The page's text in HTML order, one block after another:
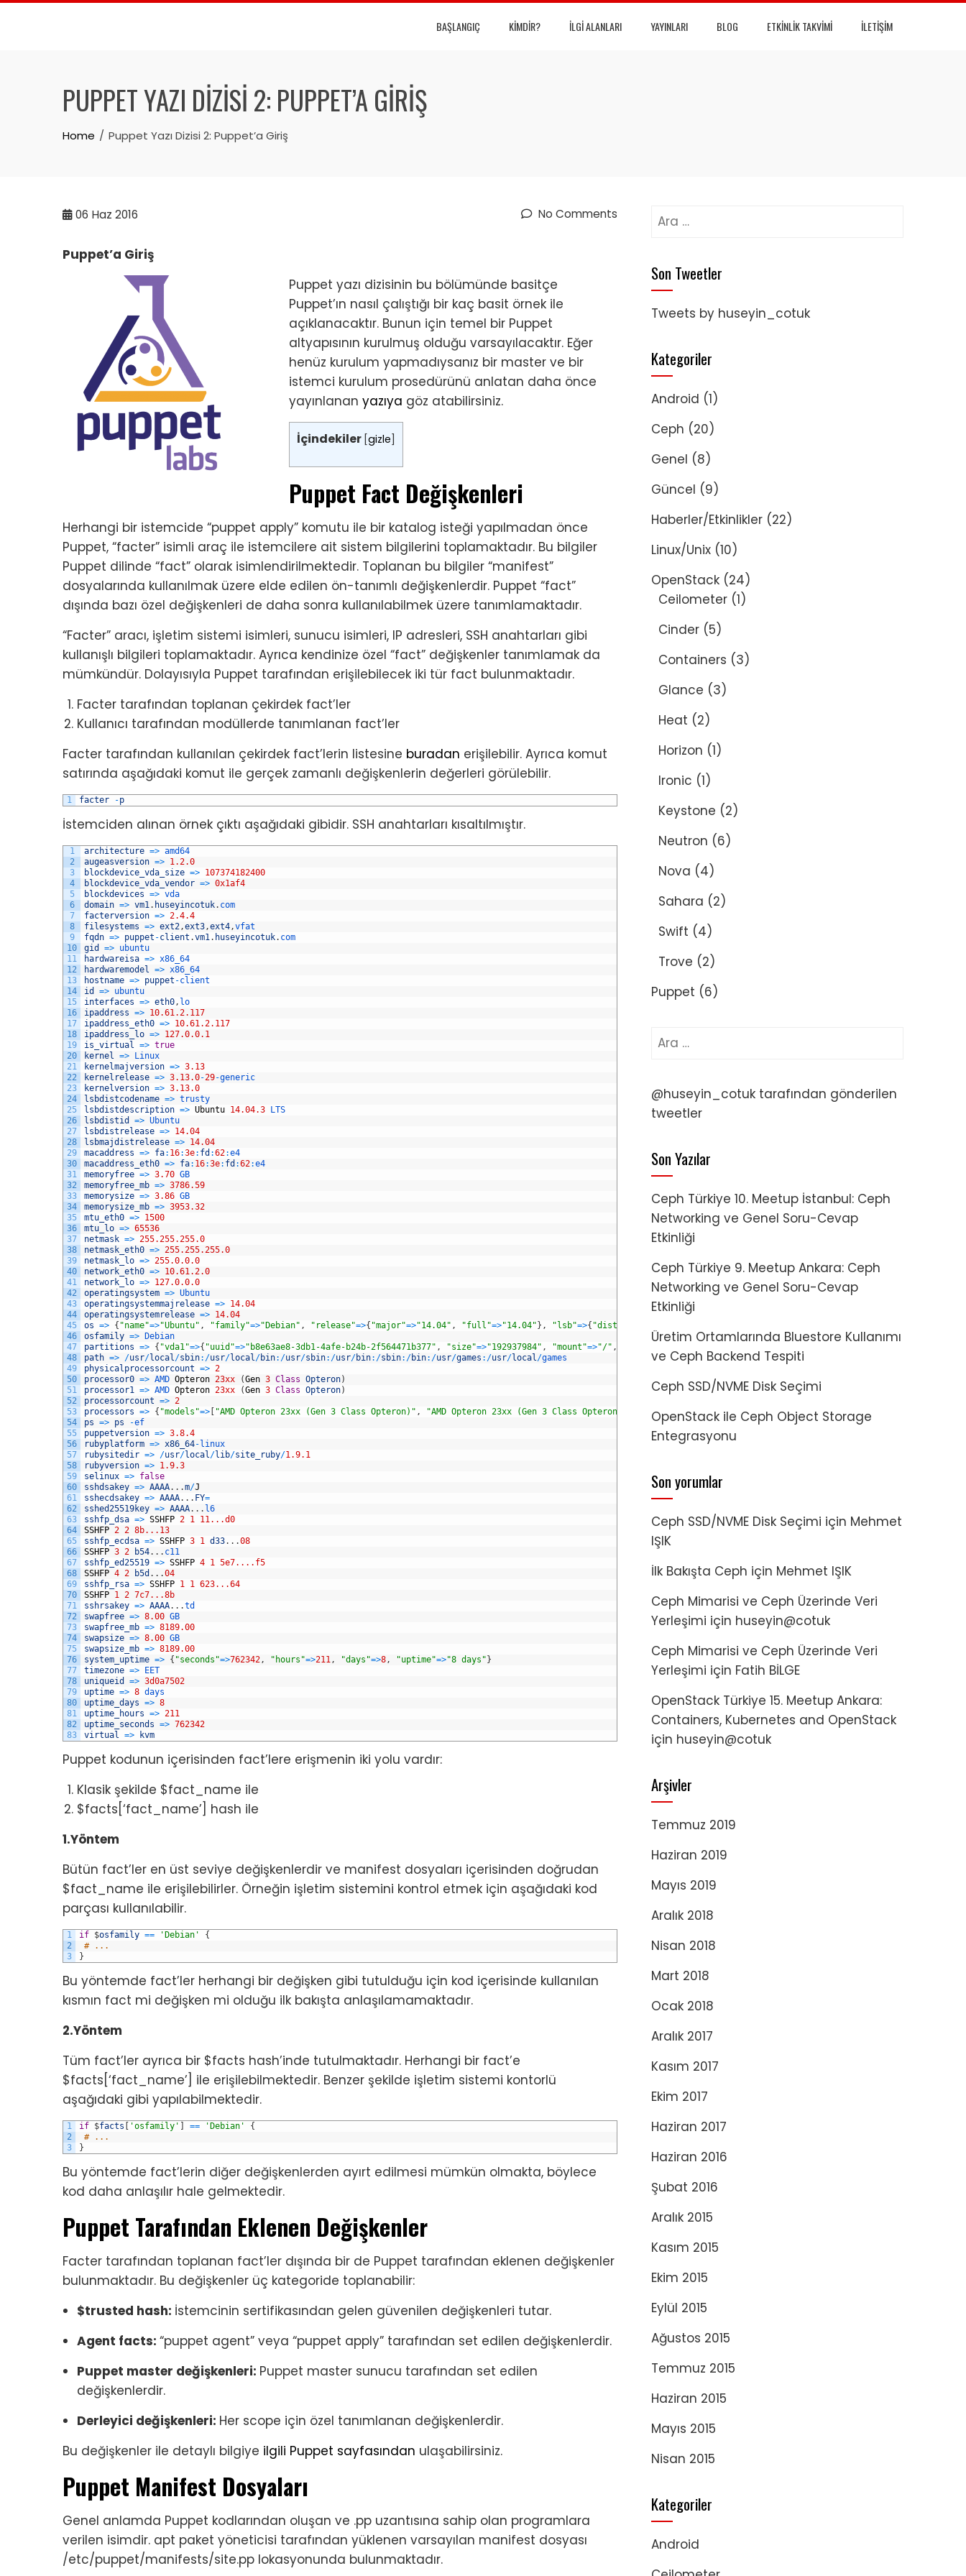
Skip
BAŞLANGIÇ KIMDIR? İLGI ALANLARI YAYINLARI BLOG ETKINLIK TAKVIMI İLETIŞIM
PUPPET YAZI DIZISI 2: PUPPET’A GIRIŞ
Home Puppet Yazı Dizisi 2: Puppet’a Giriş
06 Haz 2016 No Comments
Puppet’a Giriş
Puppet yazı dizisinin bu bölümünde basitçe
Puppet’ın nasıl çalıştığı bir kaç basit örnek ile
açıklanacaktır. Bunun için temel bir Puppet
altyapısının kurulmuş olduğu varsayılacaktır. Eğer
henüz kurulum yapmadıysanız bir master ve bir
istemci kurulum prosedürünü anlatan daha önce
yayınlanan yazıya göz atabilirsiniz.
İçindekiler [gizle
Puppet Fact Değişkenleri
Herhangi bir istemcide “puppet apply” komutu ile bir katalog isteği yapılmadan önce
Puppet, “facter” isimli araç ile istemcilere ait sistem bilgilerini toplamaktadır. Bu bilgiler
Puppet dilinde “fact” olarak isimlendirilmektedir. Toplanan bu bilgiler “manifest”
dosyalarında kullanılmak üzere elde edilen ön-tanımlı değişkenlerdir. Puppet “fact”
dışında bazı özel değişkenleri de daha sonra kullanılabilmek üzere tanımlamaktadır.
“Facter” aracı, işletim sistemi isimleri, sunucu isimleri, IP adresleri, SSH anahtarları gibi
kullanışlı bilgileri toplamaktadır. Ayrıca kendinize özel “fact” değişkenler tanımlamak da
mümkündür. Dolayısıyla Puppet tarafından erişilebilecek iki tür fact bulunmaktadır.
Facter tarafından toplanan çekirdek fact’ler
Kullanıcı tarafından modüllerde tanımlanan fact’ler
Facter tarafından kullanılan çekirdek fact’lerin listesine buradan erişilebilir. Ayrıca komut
satırında aşağıdaki komut ile gerçek zamanlı değişkenlerin değerleri görülebilir.
1 facter -p
İstemciden alınan örnek çıktı aşağıdaki gibidir. SSH anahtarları kısaltılmıştır.
1
2
3
4
5
6
7
8
9
10
11
12
13
14
15
16
17
18
19
20
21
22
23
24
25
26
27
28
29
30
31
32
33
34
35
36
37
38
39
40
41
42
43
44
45
46
47
48
49
50
51
52
53
54
55
56
57
58
59
60
61
62
63
64
65
66
67
68
69
70
71
72
73
74
75
76
77
78
79
80
81
82
83
architecture => amd64
augeasversion => 1.2.0
blockdevice_vda_size => 107374182400
blockdevice_vda_vendor => 0x1af4
blockdevices => vda
domain => vm1. huseyincotuk. com
facterversion => 2.4.4
filesystems => ext2,ext3,ext4,vfat
fqdn => puppet -client .vm1. huseyincotuk. com
gid
=> ubuntu
hardwareisa => x86_64
hardwaremodel => x86_64
hostname => puppet -client
id
=> ubuntu
interfaces => eth0, lo
ipaddress => 10.61.2.117
ipaddress_eth0 => 10.61.2.117
ipaddress_lo => 127.0.0.1
is_virtual => true
kernel =>
Linux
kernelmajversion => 3.13
kernelrelease => 3.13.0-29-generic
kernelversion => 3.13.0
lsbdistcodename => trusty
lsbdistdescription => Ubuntu 14.04.3
LTS
lsbdistid
=> Ubuntu
lsbdistrelease => 14.04
lsbmajdistrelease => 14.04
macaddress => fa: 16:3e: fd :62:e4
macaddress_eth0 => fa: 16:3e: fd :62:e4
memoryfree => 3.70 GB
memoryfree_mb => 3786.59
memorysize => 3.86 GB
memorysize_mb => 3953.32
mtu_eth0 => 1500
mtu_lo => 65536
netmask => 255.255.255.0
netmask_eth0 => 255.255.255.0
netmask_lo => 255.0.0.0
network_eth0 => 10.61.2.0
network_lo => 127.0.0.0
operatingsystem => Ubuntu
operatingsystemmajrelease => 14.04
operatingsystemrelease => 14.04
os => { "name"=>"Ubuntu" , "family"=>"Debian" , "release"=>{ "major"=>"14.04" , "full"=>"14.04" } , "lsb"=>{ "distcodename"
osfamily =>
Debian
partitions => { "vda1"=>{ "uuid"=>"b8e63ae8-3db1-4afe-b24b-2f564471b377" , "size"=>"192937984" , "mount"=>"/" ,
path => /usr/local/sbin: /usr/local/bin: /usr/sbin: /usr/bin: /sbin: /bin: /usr/games : /usr/local/games
physicalprocessorcount => 2
processor0 => AMD Opteron 23xx (Gen 3 Class Opteron)
processor1 => AMD Opteron 23xx (Gen 3 Class Opteron)
processorcount => 2
processors => { "models"=> "AMD Opteron 23xx (Gen 3 Class Opteron)" , "AMD Opteron 23xx (Gen 3 Class Opteron)" "count" = >2, "physicalcount"=>2 }
ps => ps -ef
puppetversion => 3.8.4
rubyplatform => x86_64- linux
rubysitedir => /usr/local/lib/site_ruby/1.9.1
rubyversion => 1.9.3
selinux => false
sshdsakey => AAAA. . .m/J
sshecdsakey => AAAA. . . FY=
sshed25519key => AAAA. . . l6
sshfp_dsa => SSHFP 2 1 11...d0
SSHFP 2 2 8b...13
sshfp_ecdsa => SSHFP 3 1 d33. . .08
SSHFP 3 2 b54. . . c11
sshfp_ed25519 => SSHFP 4 1 5e7....f5
SSHFP 4 2 b5d . . .04
sshfp_rsa => SSHFP 1 1 623...64
SSHFP 1 2 7c7...8b
sshrsakey => AAAA. . .td
swapfree => 8.00 GB
swapfree_mb => 8189.00
swapsize => 8.00 GB
swapsize_mb => 8189.00
system_uptime => { "seconds"=>762342, "hours"=>211, "days"=>8, "uptime"=>"8 days" }
timezone =>
EET
uniqueid
=> 3d0a7502
uptime => 8 days
uptime_days => 8
uptime_hours => 211
uptime_seconds => 762342
virtual => kvm
Puppet kodunun içerisinden fact’lere erişmenin iki yolu vardır:
Klasik şekilde $fact_name ile
$facts[‘fact_name’] hash ile
1.Yöntem
Bütün fact’ler en üst seviye değişkenlerdir ve manifest dosyaları içerisinden doğrudan
$fact_name ile erişilebilirler. Örneğin işletim sistemini kontrol etmek için aşağıdaki kod
parçası kullanılabilir.
1
2
3
if $osfamily == 'Debian'
{
# ...
}
Bu yöntemde fact’ler herhangi bir değişken gibi tutulduğu için kod içerisinde kullanılan
kısmın fact mi değişken mi olduğu ilk bakışta anlaşılamamaktadır.
2.Yöntem
Tüm fact’ler ayrıca bir $facts hash’inde tutulmaktadır. Herhangi bir fact’e
$facts[‘fact_name’] ile erişilebilmektedir. Benzer şekilde işletim sistemi kontorlü
aşağıdaki gibi yapılabilmektedir.
1
2
3
if $facts 'osfamily' == 'Debian'
{
# ...
}
Bu yöntemde fact’lerin diğer değişkenlerden ayırt edilmesi mümkün olmakta, böylece
kod daha anlaşılır hale gelmektedir.
Puppet Tarafından Eklenen Değişkenler
Facter tarafından toplanan fact’ler dışında bir de Puppet tarafından eklenen değişkenler
bulunmaktadır. Bu değişkenler üç kategoride toplanabilir:
$trusted hash: İstemcinin sertifikasından gelen güvenilen değişkenleri tutar.
Agent facts: “puppet agent” veya “puppet apply” tarafından set edilen değişkenlerdir.
Puppet master değişkenleri: Puppet master sunucu tarafından set edilen
değişkenlerdir.
Derleyici değişkenleri: Her scope için özel tanımlanan değişkenlerdir.
Bu değişkenler ile detaylı bilgiye ilgili Puppet sayfasından ulaşabilirsiniz.
Puppet Manifest Dosyaları
Genel anlamda Puppet kodlarından oluşan ve .pp uzantısına sahip olan programlara
verilen isimdir. apt paket yöneticisi tarafından yüklenen varsayılan manifest dosyası
/etc/puppet/manifests/site.pp lokasyonunda bulunmaktadır.
Arama:
Son Tweetler
Tweets by huseyin_cotuk
Kategoriler
Android (1)
Ceph (20)
Genel (8)
Güncel (9)
Haberler/Etkinlikler (22)
Linux/Unix (10)
OpenStack (24)
Ceilometer (1)
Cinder (5)
Containers (3)
Glance (3)
Heat (2)
Horizon (1)
Ironic (1)
Keystone (2)
Neutron (6)
Nova (4)
Sahara (2)
Swift (4)
Trove (2)
Puppet (6)
Arama:
@huseyin_cotuk tarafından gönderilen
tweetler
Son Yazılar
Ceph Türkiye 10. Meetup İstanbul: Ceph
Networking ve Genel Soru-Cevap
Etkinliği
Ceph Türkiye 9. Meetup Ankara: Ceph
Networking ve Genel Soru-Cevap
Etkinliği
Üretim Ortamlarında Bluestore Kullanımı
ve Ceph Backend Tespiti
Ceph SSD/NVME Disk Seçimi
OpenStack ile Ceph Object Storage
Entegrasyonu
Son yorumlar
Ceph SSD/NVME Disk Seçimi için Mehmet
IŞIK
İlk Bakışta Ceph için Mehmet IŞIK
Ceph Mimarisi ve Ceph Üzerinde Veri
Yerleşimi için huseyin@cotuk
Ceph Mimarisi ve Ceph Üzerinde Veri
Yerleşimi için Fatih BİLGE
OpenStack Türkiye 15. Meetup Ankara:
Containers, Kubernetes and OpenStack
için huseyin@cotuk
Arşivler
Temmuz 2019
Haziran 2019
Mayıs 2019
Aralık 2018
Nisan 2018
Mart 2018
Ocak 2018
Aralık 2017
Kasım 2017
Ekim 2017
Haziran 2017
Haziran 2016
Şubat 2016
Aralık 2015
Kasım 2015
Ekim 2015
Eylül 2015
Ağustos 2015
Temmuz 2015
Haziran 2015
Mayıs 2015
Nisan 2015
Kategoriler
Android